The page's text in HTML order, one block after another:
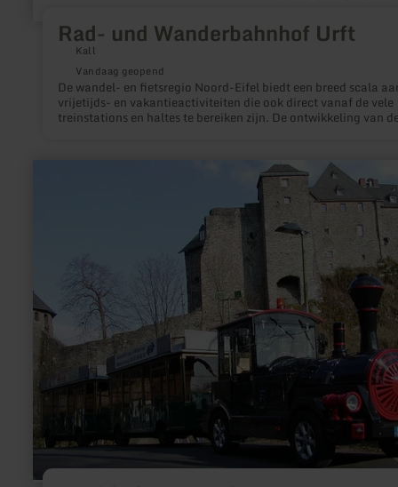
Rad- und Wanderbahnhof Urft
Kall
Vandaag geopend
De wandel- en fietsregio Noord-Eifel biedt een breed scala
vrijetijds- en vakantieactiviteiten die ook direct vanaf de vele
treinstations en haltes te bereiken zijn. De ontwikkeling van
een overzicht van de fiets- en wandelmogelijkheden in de
en worden ze via gestandaardiseerde bewegwijzering naar de
bestaande fiets- en wandelpaden geleid.